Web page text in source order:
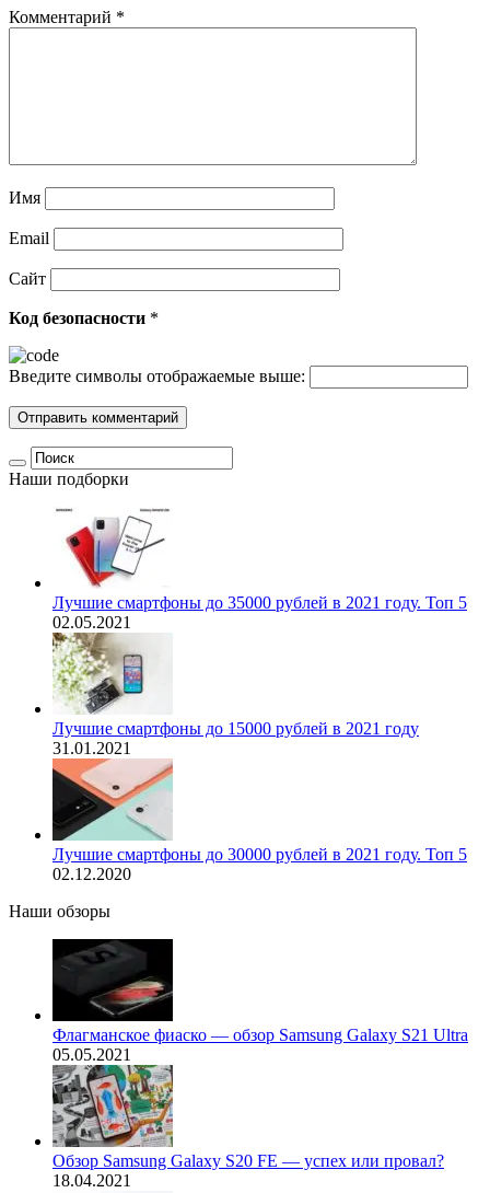
Комментарий *
Имя
Email
Сайт
Код безопасности *
Введите символы отображаемые выше:
Наши подборки
Лучшие смартфоны до 35000 рублей в 2021 году. Топ 5
02.05.2021
Лучшие смартфоны до 15000 рублей в 2021 году
31.01.2021
Лучшие смартфоны до 30000 рублей в 2021 году. Топ 5
02.12.2020
Наши обзоры
Флагманское фиаско — обзор Samsung Galaxy S21 Ultra
05.05.2021
Обзор Samsung Galaxy S20 FE — успех или провал?
18.04.2021